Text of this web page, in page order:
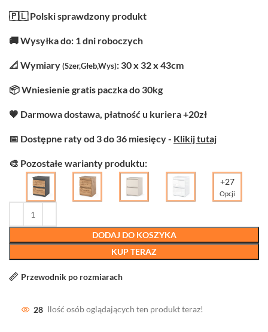
🇵🇱 Polski sprawdzony produkt
🚚 Wysyłka do: 1 dni roboczych
📐 Wymiary(Szer,Głeb,Wys): 30 x 32 x 43cm
📦 Wniesienie gratis paczka do 30kg
🧡 Darmowa dostawa, płatność u kuriera +20zł
📅 Dostępne raty od 3 do 36 miesięcy - Klikij tutaj
🎨 Pozostałe warianty produktu:
+27
Opcji
DODAJ DO KOSZYKA
KUP TERAZ
Przewodnik po rozmiarach
28 Ilość osób oglądających ten produkt teraz!